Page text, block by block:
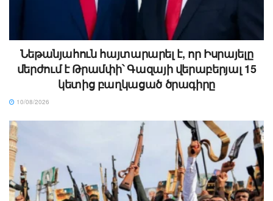
Նեթանյահուն հայտարարել է, որ Իսրայելը
մերժում է Թրամփի՝ Գազայի վերաբերյալ 15
կետից բաղկացած ծրագիրը
10/08/2026